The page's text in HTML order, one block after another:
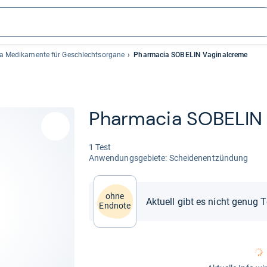
Medikamente für Geschlechtsorgane Pharmacia SOBELIN Vaginalcreme
Phar­ma­cia
1 Test
Anwen­dungs­ge­biete: Schei­den­ent­zün­dung
ohne
Endnote
Aktuell gibt es nicht genug